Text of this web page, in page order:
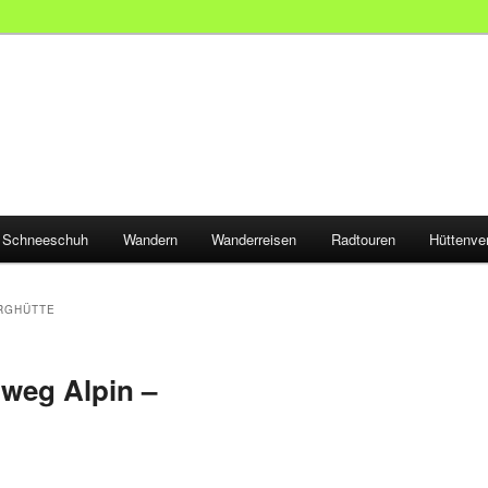
Schneeschuh Wandern Wanderreisen Radtouren
Alpin –